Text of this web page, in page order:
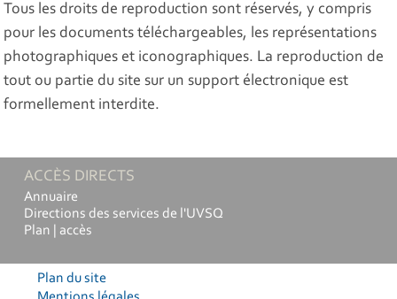
Tous les droits de reproduction sont réservés, y compris
pour les documents téléchargeables, les représentations
photographiques et iconographiques. La reproduction de
tout ou partie du site sur un support électronique est
formellement interdite.
ACCÈS DIRECTS
Annuaire
Directions des services de l'UVSQ
Plan | accès
Plan du site